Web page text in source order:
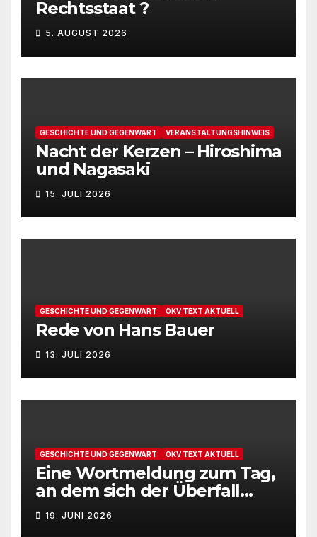
Rechtsstaat ?
5. AUGUST 2026
GESCHICHTE UND GEGENWART VERANSTALTUNGSHINWEIS
Nacht der Kerzen – Hiroshima
und Nagasaki
15. JULI 2026
GESCHICHTE UND GEGENWART OKV TEXT AKTUELL
Rede von Hans Bauer
13. JULI 2026
GESCHICHTE UND GEGENWART OKV TEXT AKTUELL
Eine Wortmeldung zum Tag,
an dem sich der Überfall
Deutschlands auf die UdSSR
1941 zum 85. Male jährt
19. JUNI 2026